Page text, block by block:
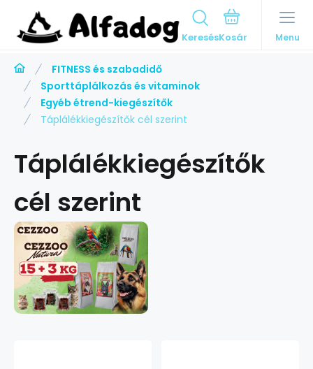
Keresés Menu
FITNESS és szabadidő
Sporttáplálkozás és vitaminok
Egyéb étrend-kiegészítők
Táplálékkiegészítők cél szerint
Táplálékkiegészítők
cél szerint